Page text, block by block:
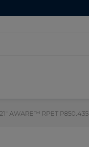
AWARE™ RPET P850.435